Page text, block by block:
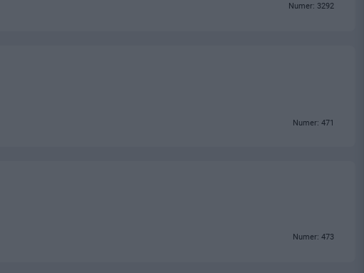
Numer: 3292
Numer: 471
Numer: 473